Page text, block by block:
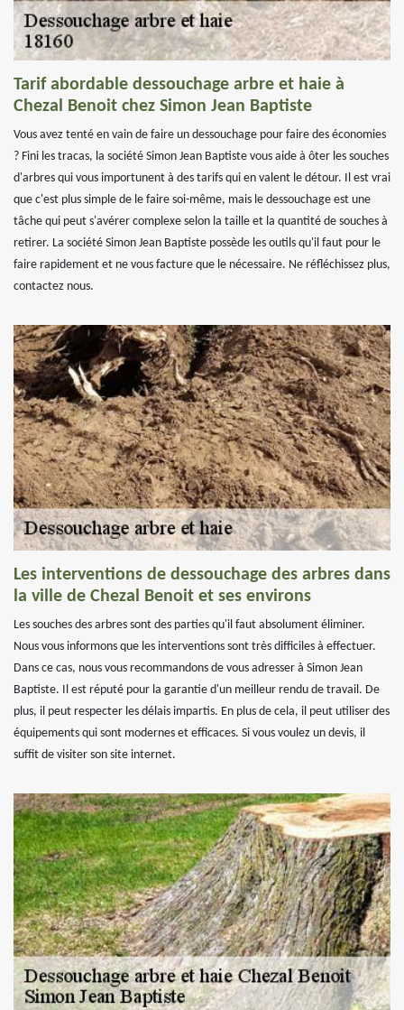
Tarif abordable dessouchage arbre et haie à
Chezal Benoit chez Simon Jean Baptiste
Vous avez tenté en vain de faire un dessouchage pour faire des économies
? Fini les tracas, la société Simon Jean Baptiste vous aide à ôter les souches
d'arbres qui vous importunent à des tarifs qui en valent le détour. Il est vrai
que c'est plus simple de le faire soi-même, mais le dessouchage est une
tâche qui peut s'avérer complexe selon la taille et la quantité de souches à
retirer. La société Simon Jean Baptiste possède les outils qu'il faut pour le
faire rapidement et ne vous facture que le nécessaire. Ne réfléchissez plus,
contactez nous.
Les interventions de dessouchage des arbres dans
la ville de Chezal Benoit et ses environs
Les souches des arbres sont des parties qu'il faut absolument éliminer.
Nous vous informons que les interventions sont très difficiles à effectuer.
Dans ce cas, nous vous recommandons de vous adresser à Simon Jean
Baptiste. Il est réputé pour la garantie d'un meilleur rendu de travail. De
plus, il peut respecter les délais impartis. En plus de cela, il peut utiliser des
équipements qui sont modernes et efficaces. Si vous voulez un devis, il
suffit de visiter son site internet.